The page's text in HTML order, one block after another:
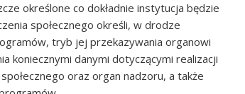
określone co dokładnie instytucja będzie
społecznego określi, w drodze
tryb jej przekazywania organowi
koniecznymi danymi dotyczącymi realizacji
oraz organ nadzoru, a także